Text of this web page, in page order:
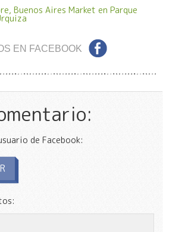
Buenos Aires Market en Parque
EN FACEBOOK
de Facebook: